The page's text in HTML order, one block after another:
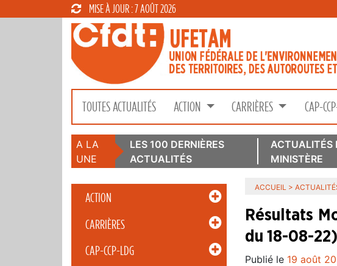
MISE À JOUR : 7 AOÛT 2026
TOUTES ACTUALITÉS ACTION CARRIÈRES CAP-
A LA
UNE
LES 100 DERNIÈRES
ACTUALITÉS
ACTUALITÉS
MINISTÈRE
ACTION
CARRIÈRES
CAP-CCP-LDG
ACCUEIL >
Résultats
du 18-08-22)
Publié le 19 août